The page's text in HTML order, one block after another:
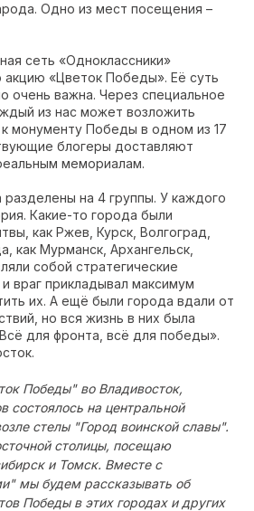
Одно из мест посещения –
сеть «Одноклассники»
акцию «Цветок Победы». Её суть
очень важна. Через специальное
из нас может возложить
монументу Победы в одном из 17
блогеры доставляют
мемориалам.
на 4 группы. У каждого
Какие-то города были
как Ржев, Курск, Волгоград,
как Мурманск, Архангельск,
собой стратегические
враг прикладывал максимум
их. А ещё были города вдали от
но вся жизнь в них была
для фронта, всё для победы».
Победы" во Владивосток,
состоялось на центральной
стелы "Город воинской славы".
столицы, посещаю
и Томск. Вместе с
мы будем рассказывать об
Победы в этих городах и других